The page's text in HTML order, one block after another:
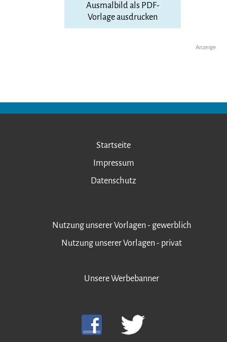
Ausmalbild als PDF-
Vorlage ausdrucken
Anzeige
Startseite
Impressum
Datenschutz
Nutzung unserer Vorlagen - gewerblich
Nutzung unserer Vorlagen - privat
Unsere Werbebanner